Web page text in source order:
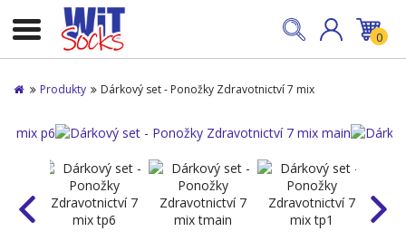
0
Produkty Dárkový set - Ponožky Zdravotnictví 7 mix